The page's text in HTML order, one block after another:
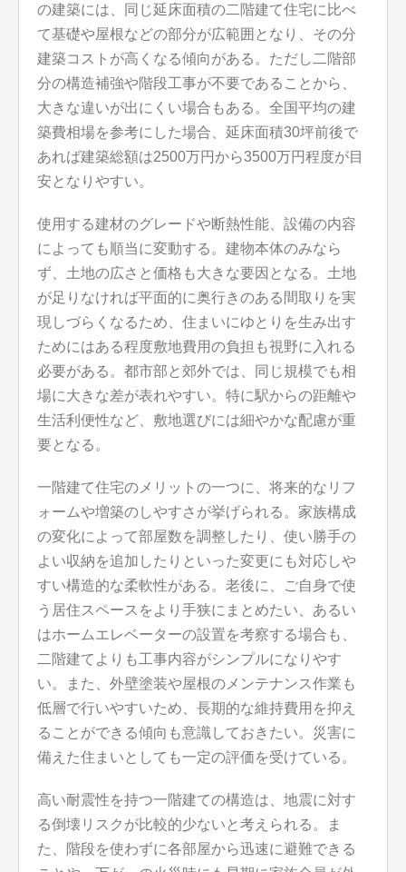
の建築には、同じ延床面積の二階建て住宅に比べ
て基礎や屋根などの部分が広範囲となり、その分
建築コストが高くなる傾向がある。ただし二階部
分の構造補強や階段工事が不要であることから、
大きな違いが出にくい場合もある。全国平均の建
築費相場を参考にした場合、延床面積30坪前後で
あれば建築総額は2500万円から3500万円程度が目
安となりやすい。
使用する建材のグレードや断熱性能、設備の内容
によっても順当に変動する。建物本体のみなら
ず、土地の広さと価格も大きな要因となる。土地
が足りなければ平面的に奥行きのある間取りを実
現しづらくなるため、住まいにゆとりを生み出す
ためにはある程度敷地費用の負担も視野に入れる
必要がある。都市部と郊外では、同じ規模でも相
場に大きな差が表れやすい。特に駅からの距離や
生活利便性など、敷地選びには細やかな配慮が重
要となる。
一階建て住宅のメリットの一つに、将来的なリフ
ォームや増築のしやすさが挙げられる。家族構成
の変化によって部屋数を調整したり、使い勝手の
よい収納を追加したりといった変更にも対応しや
すい構造的な柔軟性がある。老後に、ご自身で使
う居住スペースをより手狭にまとめたい、あるい
はホームエレベーターの設置を考察する場合も、
二階建てよりも工事内容がシンプルになりやす
い。また、外壁塗装や屋根のメンテナンス作業も
低層で行いやすいため、長期的な維持費用を抑え
ることができる傾向も意識しておきたい。災害に
備えた住まいとしても一定の評価を受けている。
高い耐震性を持つ一階建ての構造は、地震に対す
る倒壊リスクが比較的少ないと考えられる。ま
た、階段を使わずに各部屋から迅速に避難できる